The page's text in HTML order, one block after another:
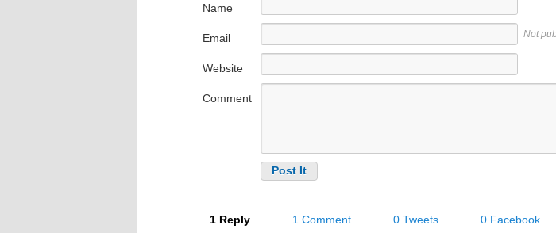
Name
Email Not
Website
Comment
1 Reply 1 Comment 0 Tweets 0 Facebook